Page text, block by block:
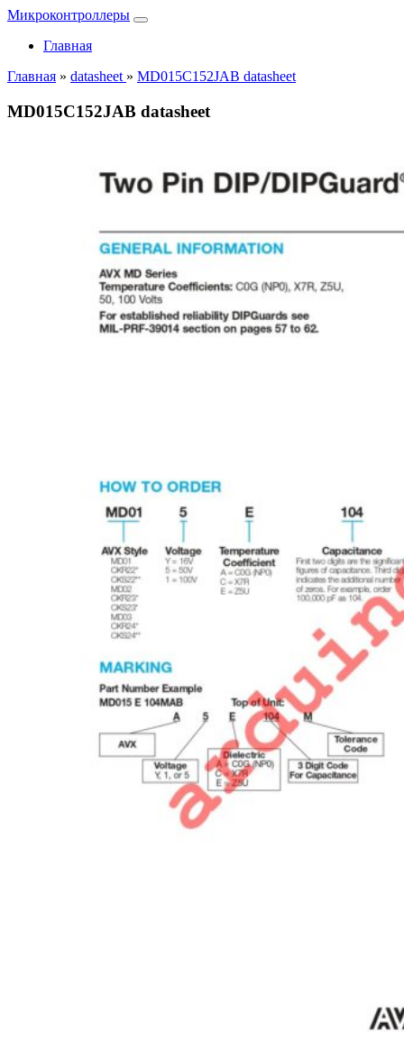
Микроконтроллеры
Главная
Главная » datasheet » MD015C152JAB datasheet
MD015C152JAB datasheet